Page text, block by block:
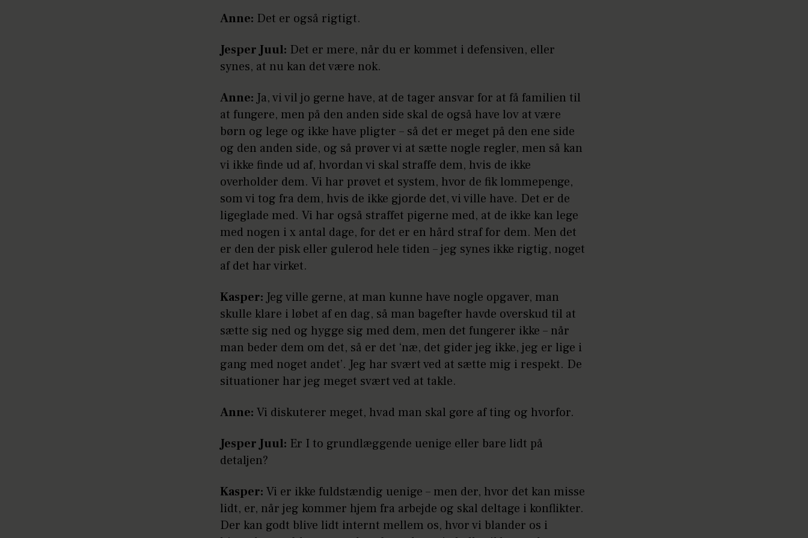
Anne: Det er også rigtigt.
Jesper Juul: Det er mere, når du er kommet i defensiven, eller
synes, at nu kan det være nok.
Anne: Ja, vi vil jo gerne have, at de tager ansvar for at få familien til
at fungere, men på den anden side skal de også have lov at være
børn og lege og ikke have pligter – så det er meget på den ene side
og den anden side, og så prøver vi at sætte nogle regler, men så kan
vi ikke finde ud af, hvordan vi skal straffe dem, hvis de ikke
overholder dem. Vi har prøvet et system, hvor de fik lommepenge,
som vi tog fra dem, hvis de ikke gjorde det, vi ville have. Det er de
ligeglade med. Vi har også straffet pigerne med, at de ikke kan lege
med nogen i x antal dage, for det er en hård straf for dem. Men det
er den der pisk eller gulerod hele tiden – jeg synes ikke rigtig, noget
af det har virket.
Kasper: Jeg ville gerne, at man kunne have nogle opgaver, man
skulle klare i løbet af en dag, så man bagefter havde overskud til at
sætte sig ned og hygge sig med dem, men det fungerer ikke – når
man beder dem om det, så er det ‘næ, det gider jeg ikke, jeg er lige i
gang med noget andet’. Jeg har svært ved at sætte mig i respekt. De
situationer har jeg meget svært ved at takle.
Anne: Vi diskuterer meget, hvad man skal gøre af ting og hvorfor.
Jesper Juul: Er I to grundlæggende uenige eller bare lidt på
detaljen?
Kasper: Vi er ikke fuldstændig uenige – men der, hvor det kan misse
lidt, er, når jeg kommer hjem fra arbejde og skal deltage i konflikter.
Der kan godt blive lidt internt mellem os, hvor vi blander os i